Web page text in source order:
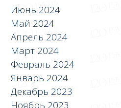
Июнь 2024
Май 2024
Апрель 2024
Март 2024
Февраль 2024
Январь 2024
Декабрь 2023
Ноябрь 2023